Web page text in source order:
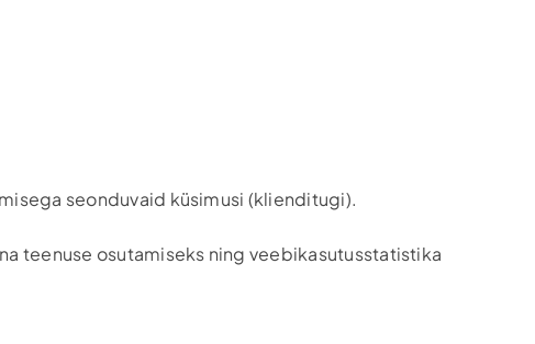
seonduvaid küsimusi (klienditugi).
teenuse osutamiseks ning veebikasutusstatistika